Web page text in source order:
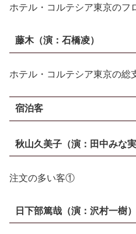
ホテル・コルテシア東京のフ
藤木（演： 石橋凌）
ホテル・コルテシア東京の総
宿泊客
秋山久美子（演： 田中みな実
注文の多い客①
日下部篤哉（演： 沢村一樹）